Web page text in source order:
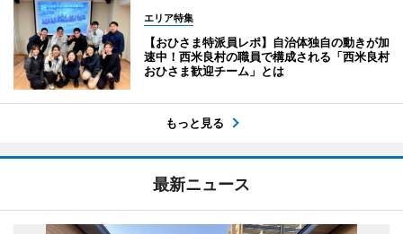
エリア特集
【おひさま特派員レポ】自治体独自の動きが加
速中！西米良村の職員で構成される「西米良村
おひさま歓迎チーム」とは
もっと見る
最新ニュース